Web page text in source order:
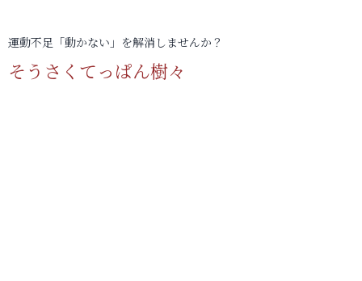
運動不足「動かない」を解消しませんか？
そうさくてっぱん樹々